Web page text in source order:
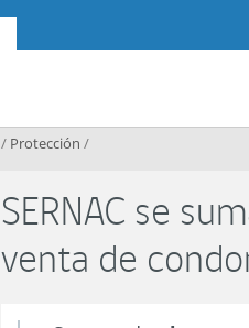
/ Protección /
SERNAC se
venta de